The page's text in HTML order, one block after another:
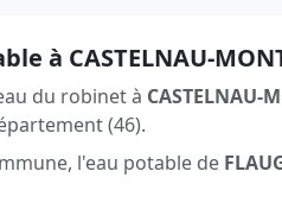
à CASTELNAU-
du robinet à CASTELNAU-
(46).
l'eau potable de